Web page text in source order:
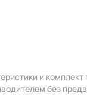
и комплект
без